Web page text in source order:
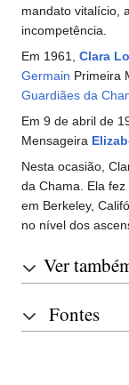
mandato vitalício,
incompetência.
Em 1961, Clara
Germain Primeira
Guardiães da
Em 9 de abril de
Mensageira
Nesta ocasião,
da Chama. Ela fez
em Berkeley,
no nível dos
Ver
Fontes